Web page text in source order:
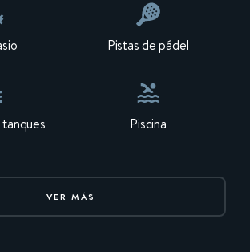
Pistas de pádel
Piscina
VER MÁS